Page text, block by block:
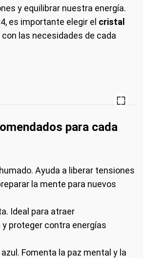
y equilibrar nuestra energía.
es importante elegir el cristal
las necesidades de cada
para cada
Ayuda a liberar tensiones
la mente para nuevos
Ideal para atraer
proteger contra energías
Fomenta la paz mental y la